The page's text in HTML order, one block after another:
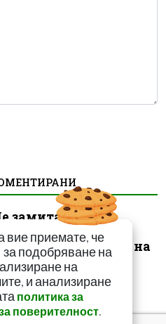
замитайте тези
Може да
за рак на
вие приемате, че
за подобряване на
на
и анализиране
политика за
поверителност.